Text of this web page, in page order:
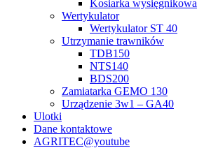
Kosiarka wysięgnikowa
Wertykulator
Wertykulator ST 40
Utrzymanie trawników
TDB150
NTS140
BDS200
Zamiatarka GEMO 130
Urządzenie 3w1 – GA40
Ulotki
Dane kontaktowe
AGRITEC@youtube